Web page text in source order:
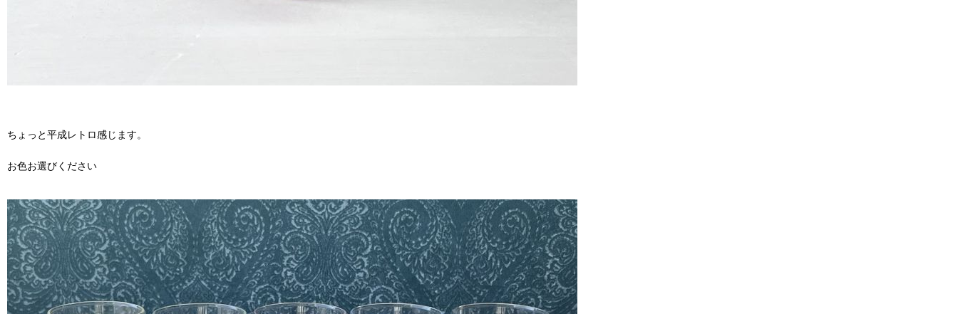
ちょっと平成レトロ感じます。
お色お選びください